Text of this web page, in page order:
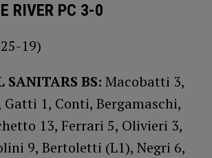
RIVER PC 3-0
19)
SANITARS BS: Macobatti 3,
Gatti 1, Conti, Bergamaschi,
13, Ferrari 5, Olivieri 3,
9, Bertoletti (L1), Negri 6,